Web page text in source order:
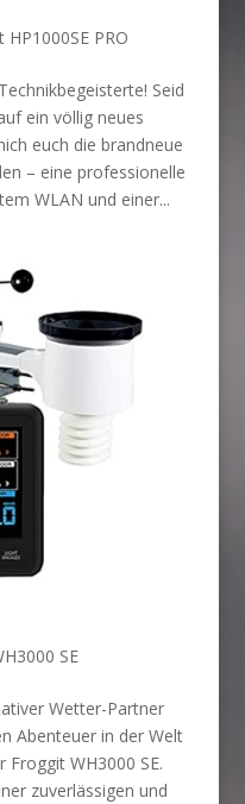
HP1000SE PRO
Seid
ein völlig neues
euch die brandneue
– eine professionelle
WLAN und einer...
SE
Wetter-Partner
Abenteuer in der Welt
WH3000 SE.
zuverlässigen und